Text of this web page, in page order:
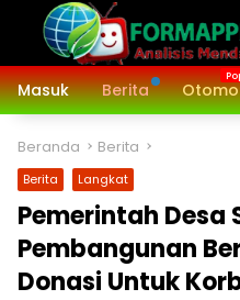
Langsung
konten
Masuk
Berita
Beranda Berita
Berita Langkat
Pemerintah Desa
Pembangunan
Donasi Untuk